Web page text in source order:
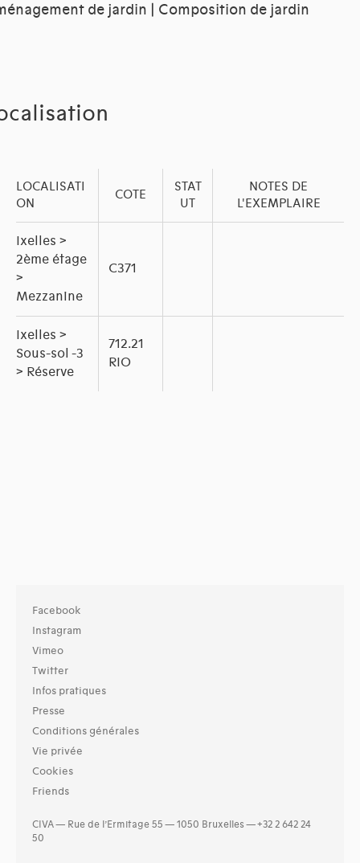
de jardin | Composition de jardin
LOCALISATI
ON
COTE
STAT
UT
NOTES DE
L'EXEMPLAIRE
Ixelles >
2ème étage
>
Mezzanine
C371
Ixelles >
Sous-sol -3
> Réserve
712.21
RIO
Facebook
Instagram
Vimeo
Twitter
Infos pratiques
Presse
Conditions générales
Vie privée
Cookies
Friends
CIVA — Rue de l’Ermitage 55 — 1050 Bruxelles — +32 2 642 24
50